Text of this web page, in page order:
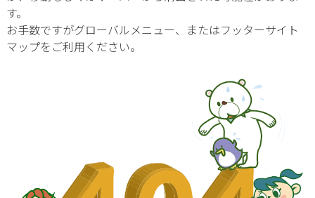
す。
お手数ですがグローバルメニュー、またはフッターサイト
マップをご利用ください。